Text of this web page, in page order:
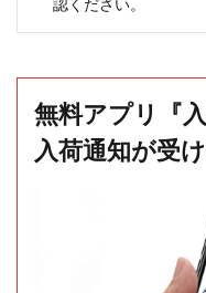
認ください。
無料アプリ『
入荷通知が受